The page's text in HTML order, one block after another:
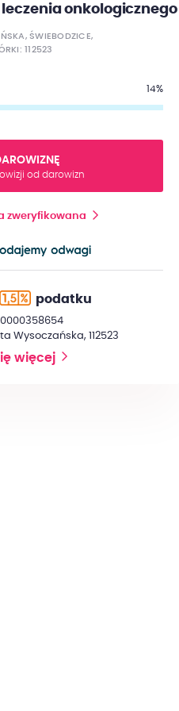
onkologicznego
ŚWIEBODZICE,
112523
14%
od darowizn
zweryfikowana
podatku
0000358654
Wysoczańska, 112523
więcej